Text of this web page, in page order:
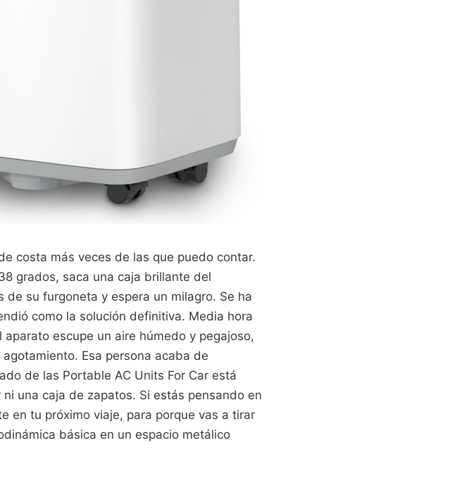
costa más veces de las que puedo contar.
grados, saca una caja brillante del
su furgoneta y espera un milagro. Se ha
como la solución definitiva. Media hora
escupe un aire húmedo y pegajoso,
Esa persona acaba de
de las Portable AC Units For Car está
una caja de zapatos. Si estás pensando en
en tu próximo viaje, para porque vas a tirar
básica en un espacio metálico